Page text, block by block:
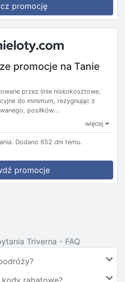
promocję
promocje na Tanie
przez linie niskokosztowe,
do minimum, rezygnując z
posiłków...
więcej
Dodano 652 dni temu.
promocje
Triverna - FAQ